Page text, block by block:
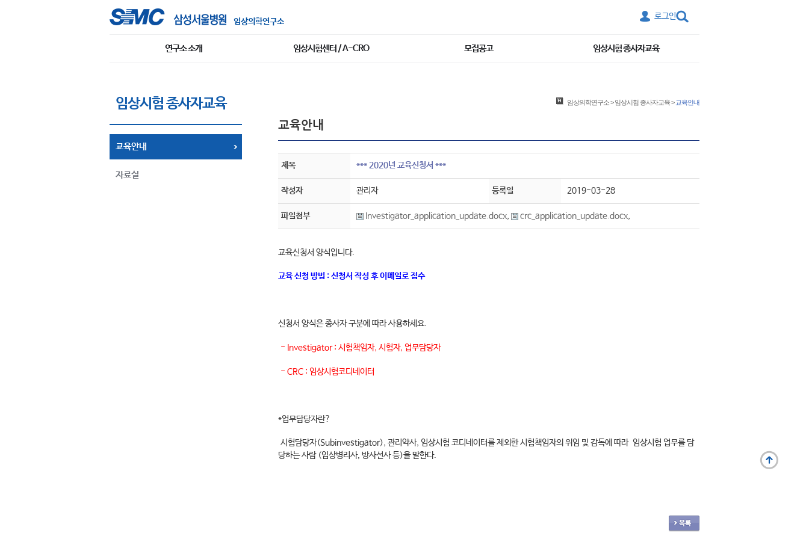
임상의학연구소
로그인
연구소 소개 임상시험센터 / A-CRO 모집공고 임상시험 종사자교육
임상시험 종사자교육
교육안내
자료실
임상의학연구소>임상시험 종사자교육> 교육안내
교육안내
제목 *** 2020년 교육신청서 ***
작성자 관리자 등록일 2019-03-28
파일첨부 Investigator_application_update.docx, crc_application_update.docx,
교육신청서 양식입니다.
교육 신청 방법 : 신청서 작성 후 이메일로 접수
신청서 양식은 종사자 구분에 따라 사용하세요.
- Investigator : 시험책임자, 시험자, 업무담당자
- CRC : 임상시험코디네이터
*업무담당자란?
시험담당자(Subinvestigator), 관리약사, 임상시험 코디네이터를 제외한 시험책임자의 위임 및 감독에 따라 임상시험 업무를 담
당하는 사람 (임상병리사, 방사선사 등)을 말한다.